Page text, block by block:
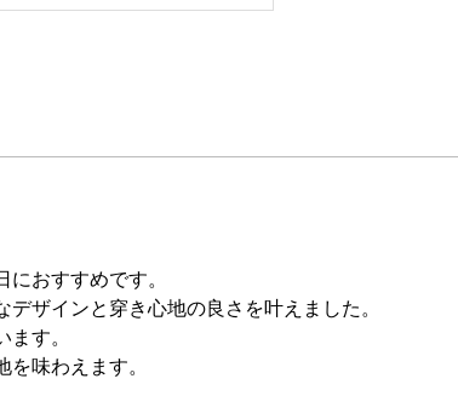
おすすめです。
ザインと穿き心地の良さを叶えました。
す。
味わえます。